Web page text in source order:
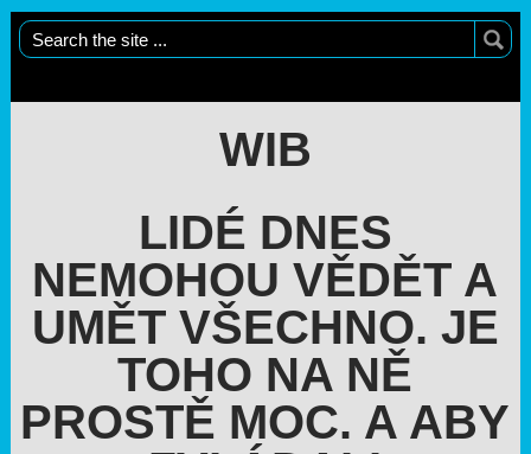
WIB
LIDÉ DNES
NEMOHOU VĚDĚT A
UMĚT VŠECHNO. JE
TOHO NA NĚ
PROSTĚ MOC. A ABY